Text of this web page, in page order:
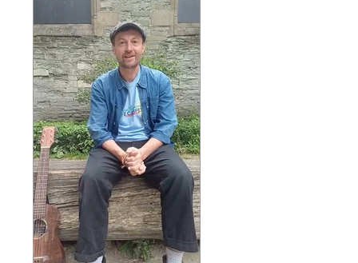
la chanson « Coquillage »
pour mes enfants. C'était une
façon d'imaginer le voyage
avant même de le vivre, de
mettre en musique tout ce
que j'espérais découvrir en
chemin et de partager ce
rêve avec ceux qui allaient
prendre la route avec moi.
Ce qui est assez incroyable,
c'est qu'au fil des mois, nous
avons vécu près de 90 % de
ce que raconte cette